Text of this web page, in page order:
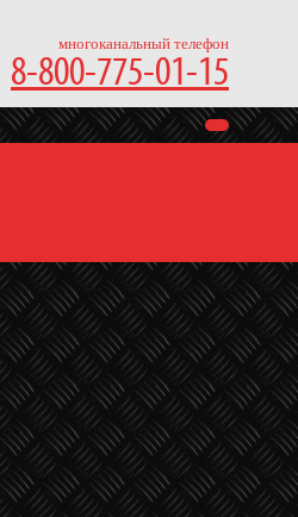
многоканальный телефон
8-800-775-01-15